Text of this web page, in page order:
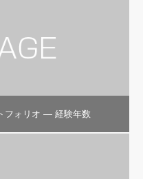
フォリオ — 経験年数